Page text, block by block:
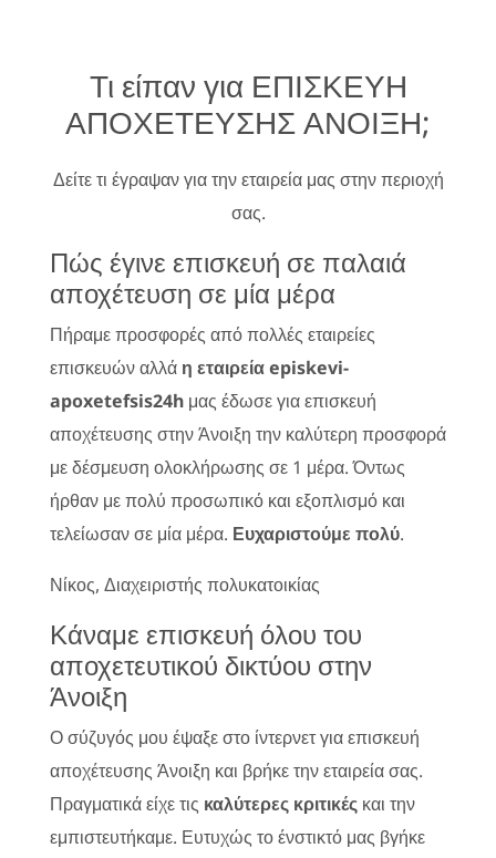
Τι είπαν για ΕΠΙΣΚΕΥΗ
ΑΠΟΧΕΤΕΥΣΗΣ ΑΝΟΙΞΗ;
Δείτε τι έγραψαν για την εταιρεία μας στην περιοχή
σας.
Πώς έγινε επισκευή σε παλαιά
αποχέτευση σε μία μέρα
Πήραμε προσφορές από πολλές εταιρείες
επισκευών αλλά η εταιρεία episkevi-
apoxetefsis24h μας έδωσε για επισκευή
αποχέτευσης στην Άνοιξη την καλύτερη προσφορά
με δέσμευση ολοκλήρωσης σε 1 μέρα. Όντως
ήρθαν με πολύ προσωπικό και εξοπλισμό και
τελείωσαν σε μία μέρα. Ευχαριστούμε πολύ.
Νίκος, Διαχειριστής πολυκατοικίας
Κάναμε επισκευή όλου του
αποχετευτικού δικτύου στην
Άνοιξη
Ο σύζυγός μου έψαξε στο ίντερνετ για επισκευή
αποχέτευσης Άνοιξη και βρήκε την εταιρεία σας.
Πραγματικά είχε τις καλύτερες κριτικές και την
εμπιστευτήκαμε. Ευτυχώς το ένστικτό μας βγήκε